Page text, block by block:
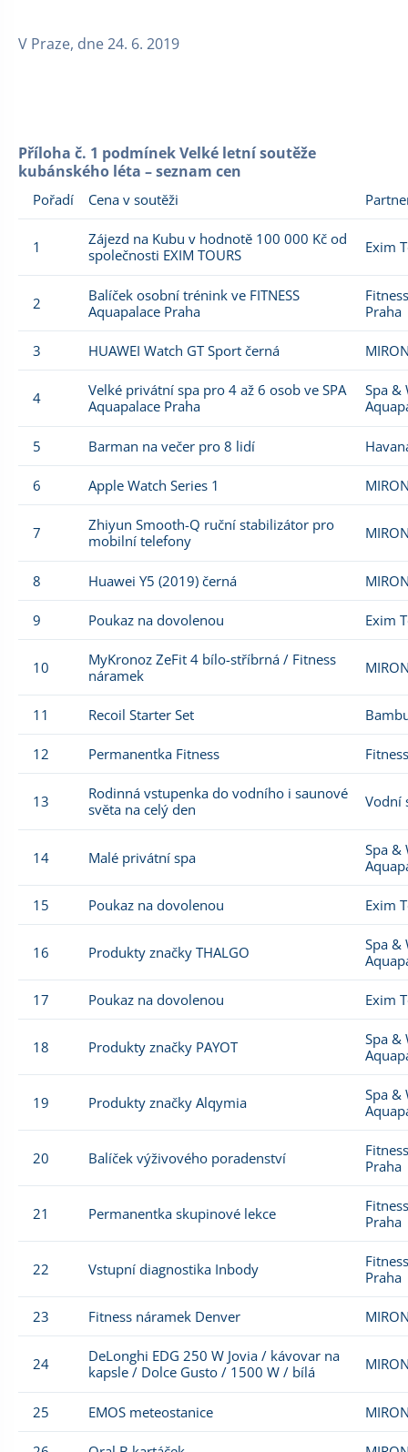
V Praze, dne 24. 6. 2019
Příloha č. 1 podmínek Velké letní soutěže
kubánského léta – seznam cen
Pořadí Cena v soutěži
1
Zájezd na Kubu v hodnotě 100 000 Kč od
společnosti EXIM TOURS
Exim
2
Balíček osobní trénink ve FITNESS
Aquapalace Praha
Praha
3 HUAWEI Watch GT Sport černá
4
Velké privátní spa pro 4 až 6 osob ve SPA
Aquapalace Praha
Spa &
5 Barman na večer pro 8 lidí
6 Apple Watch Series 1
7
Zhiyun Smooth-Q ruční stabilizátor pro
mobilní telefony
8 Huawei Y5 (2019) černá
9 Poukaz na dovolenou Exim
10
MyKronoz ZeFit 4 bílo-stříbrná / Fitness
náramek
11 Recoil Starter Set
12 Permanentka Fitness Fitness
13
Rodinná vstupenka do vodního i saunové
světa na celý den
Vodní
14 Malé privátní spa
Spa &
15 Poukaz na dovolenou Exim
16 Produkty značky THALGO
Spa &
17 Poukaz na dovolenou Exim
18 Produkty značky PAYOT
Spa &
19 Produkty značky Alqymia
Spa &
20 Balíček výživového poradenství
Praha
21 Permanentka skupinové lekce
Praha
22 Vstupní diagnostika Inbody
Praha
23 Fitness náramek Denver
24
DeLonghi EDG 250 W Jovia / kávovar na
kapsle / Dolce Gusto / 1500 W / bílá
25 EMOS meteostanice